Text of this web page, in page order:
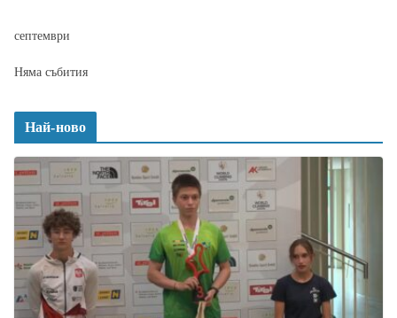
септември
Няма събития
Най-ново